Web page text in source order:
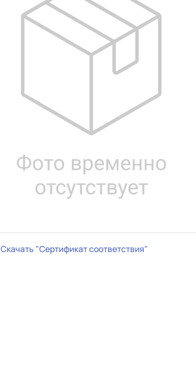
Скачать "Сертификат соответствия"